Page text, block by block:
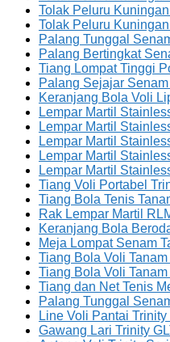
Tolak Peluru
Tolak Peluru
Palang Tunggal
Palang Bertingkat
Tiang Lompat Tinggi
Palang Sejajar
Keranjang Bola Voli
Lempar Martil
Lempar Martil
Lempar Martil
Lempar Martil
Lempar Martil
Tiang Voli Portabel
Tiang Bola Tenis
Rak Lempar Martil
Keranjang Bola
Meja Lompat Senam
Tiang Bola Voli
Tiang Bola Voli
Tiang dan Net Tenis
Palang Tunggal
Line Voli Pantai Trinity
Gawang Lari Trinity